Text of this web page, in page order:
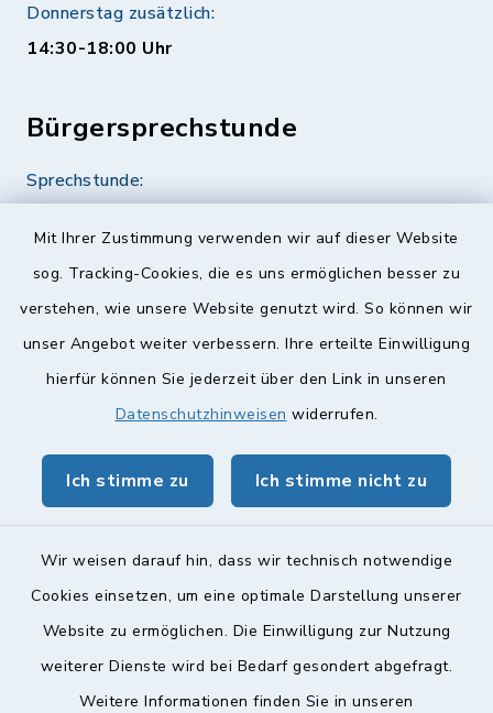
Mit Ihrer Zustimmung verwenden wir auf dieser Website
sog. Tracking-Cookies, die es uns ermöglichen besser zu
verstehen, wie unsere Website genutzt wird. So können wir
unser Angebot weiter verbessern. Ihre erteilte Einwilligung
hierfür können Sie jederzeit über den Link in unseren
Datenschutzhinweisen widerrufen.
Ich stimme zu Ich stimme nicht zu
Wir weisen darauf hin, dass wir technisch notwendige
Cookies einsetzen, um eine optimale Darstellung unserer
Website zu ermöglichen. Die Einwilligung zur Nutzung
weiterer Dienste wird bei Bedarf gesondert abgefragt.
Weitere Informationen finden Sie in unseren
Donnerstag zusätzlich:
14:30-18:00 Uhr
Bürgersprechstunde
Sprechstunde:
Quicklinks
Landkreis Lichtenfels
geoPortal Lichtenfels